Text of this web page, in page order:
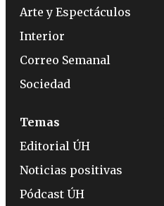
Arte y Espectáculos
Interior
Correo Semanal
Sociedad
Temas
Editorial ÚH
Noticias positivas
Pódcast ÚH